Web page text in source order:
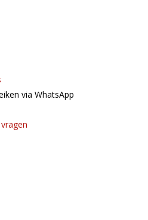
via WhatsApp